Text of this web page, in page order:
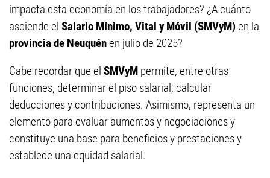
impacta esta economía en los trabajadores? ¿A cuánto
asciende el Salario Mínimo, Vital y Móvil (SMVyM)en la
provincia de Neuquénen julio de 2025?
Cabe recordar que el SMVyM permite, entre otras
funciones, determinar el piso salarial; calcular
deducciones y contribuciones. Asimismo, representa un
elemento para evaluar aumentos y negociaciones y
constituye una base para beneficios y prestaciones y
establece una equidad salarial.